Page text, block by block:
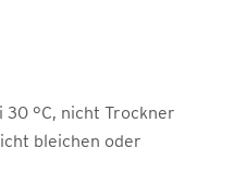
30 °C, nicht Trockner
bleichen oder